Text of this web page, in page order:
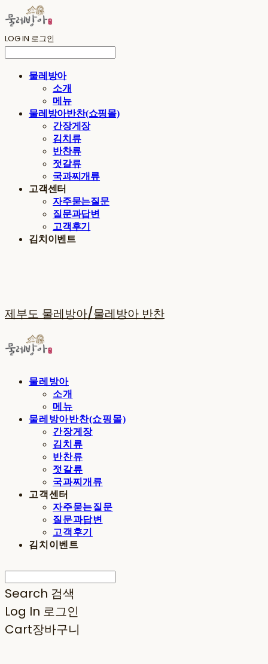
LOG IN 로그인
물레방아
소개
메뉴
물레방아반찬(쇼핑몰)
간장게장
김치류
반찬류
젓갈류
국과찌개류
고객센터
자주묻는질문
질문과답변
고객후기
김치이벤트
제부도 물레방아/물레방아 반찬
물레방아
소개
메뉴
물레방아반찬(쇼핑몰)
간장게장
김치류
반찬류
젓갈류
국과찌개류
고객센터
자주묻는질문
질문과답변
고객후기
김치이벤트
Search 검색
Log In 로그인
Cart장바구니